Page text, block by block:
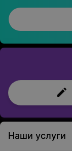
Наши услуги